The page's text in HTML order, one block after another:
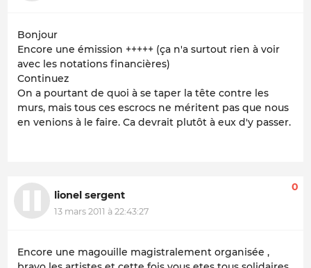
Bonjour
Encore une émission +++++ (ça n'a surtout rien à voir
avec les notations financières)
Continuez
On a pourtant de quoi à se taper la tête contre les
murs, mais tous ces escrocs ne méritent pas que nous
en venions à le faire. Ca devrait plutôt à eux d'y passer.
lionel sergent
13 mars 2011 à 22:43:27
0
Encore une magouille magistralement organisée ,